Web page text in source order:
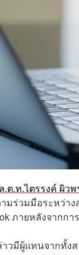
.ต.ท.ไตรรงค์ ผิว
ร่วมมือระหว่า
ภายหลังจากก
วมีผู้แทนจากทั้ง